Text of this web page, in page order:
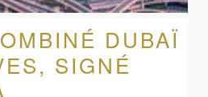
DUBAÏ
SIGNÉ